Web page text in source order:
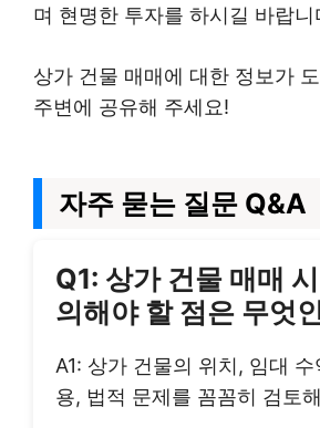
며 현명한 투자를 하시길 바랍니
상가 건물 매매에 대한 정보가
주변에 공유해 주세요!
자주 묻는 질문 Q&A
Q1: 상가 건물 매매
의해야 할 점은 무엇
A1: 상가 건물의 위치, 임대
용, 법적 문제를 꼼꼼히 검토